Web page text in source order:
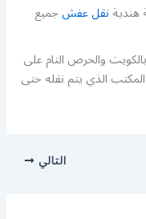
نقل عفشجميع
والحرص التام على
الذي يتم نقله حتى
التالي